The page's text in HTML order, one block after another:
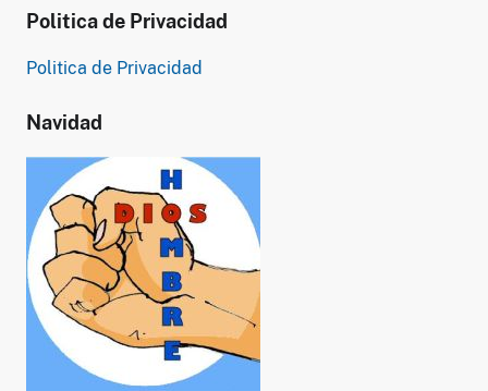
Politica de Privacidad
Politica de Privacidad
Navidad